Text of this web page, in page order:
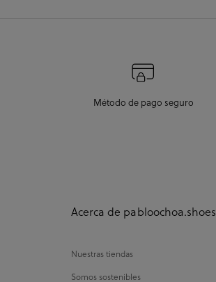
Método de pago seguro
Acerca de pabloochoa.shoes
Nuestras tiendas
Somos sostenibles